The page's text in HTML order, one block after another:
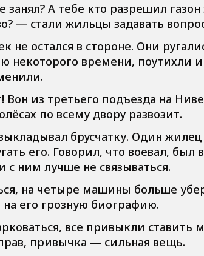
занял? А тебе кто разрешил
— стали жильцы задавать
не остался в стороне. Они
некоторого времени, поутихли
Вон из третьего подъезда на
по всему двору развозит.
брусчатку. Один
его. Говорил, что воевал, был
с ним лучше не связываться.
на четыре машины больше
его грозную биографию.
все привыкли
привычка — сильная вещь.